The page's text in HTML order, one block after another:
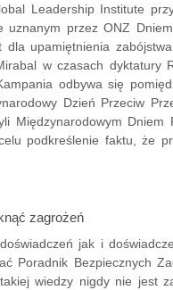
Leadership Institute
uznanym przez ONZ
dla upamiętnienia
w czasach dyktatury
odbywa się
Dzień Przeciw
Międzynarodowym Dniem
podkreślenie faktu, że
zagrożeń
jak i
Poradnik Bezpiecznych
wiedzy nigdy nie jest